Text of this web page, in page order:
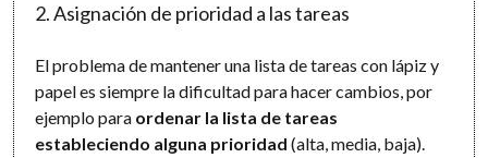
2. Asignación de prioridad a las tareas
El problema de mantener una lista de tareas con lápiz y
papel es siempre la dificultad para hacer cambios, por
ejemplo para ordenar la lista de tareas
estableciendo alguna prioridad (alta, media, baja).